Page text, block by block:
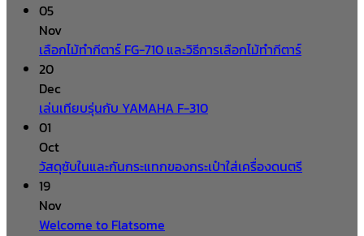
05
Nov
เลือกไม้ทำกีตาร์ FG-710 และวิธีการเลือกไม้ทำกีตาร์
20
Dec
เล่นเทียบรุ่นกับ YAMAHA F-310
01
Oct
วัสดุซับในและกันกระแทกของกระเป๋าใส่เครื่องดนตรี
19
Nov
Welcome to Flatsome